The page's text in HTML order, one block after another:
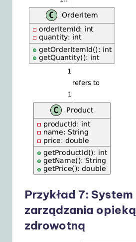
Przykład 7: System
zarządzania opieką
zdrowotną